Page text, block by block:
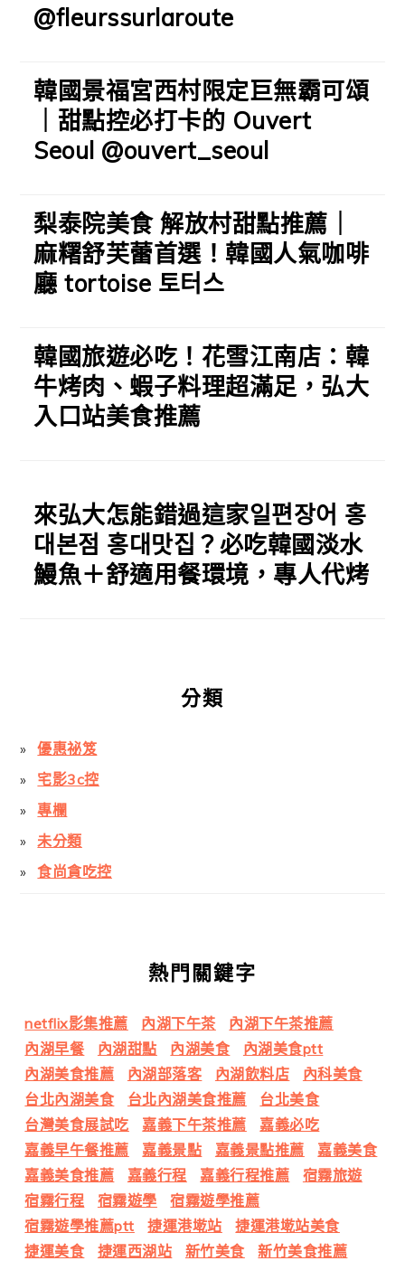
@fleurssurlaroute
韓國景福宮西村限定巨無霸可頌
｜甜點控必打卡的 Ouvert
Seoul @ouvert_seoul
梨泰院美食 解放村甜點推薦｜
麻糬舒芙蕾首選！韓國人氣咖啡
廳 tortoise 토터스
韓國旅遊必吃！花雪江南店：韓
牛烤肉、蝦子料理超滿足，弘大
入口站美食推薦
來弘大怎能錯過這家일편장어 홍
대본점 홍대맛집？必吃韓國淡水
鰻魚＋舒適用餐環境，專人代烤
分類
優惠祕笈
宅影3c控
專欄
未分類
食尚貪吃控
熱門關鍵字
netflix影集推薦 內湖下午茶
內湖下午茶推薦
內湖早餐
內湖甜點 內湖美食
內湖美食ptt
內湖美食推薦
內湖部落客 內湖飲料店
內科美食
台北內湖美食
台北內湖美食推薦
台北美食
台灣美食展試吃
嘉義下午茶推薦
嘉義必吃
嘉義早午餐推薦
嘉義景點 嘉義景點推薦
嘉義美食
嘉義美食推薦
嘉義行程 嘉義行程推薦
宿霧旅遊
宿霧行程
宿霧遊學
宿霧遊學推薦
宿霧遊學推薦ptt
捷運港墘站
捷運港墘站美食
捷運美食
捷運西湖站 新竹美食 新竹美食推薦